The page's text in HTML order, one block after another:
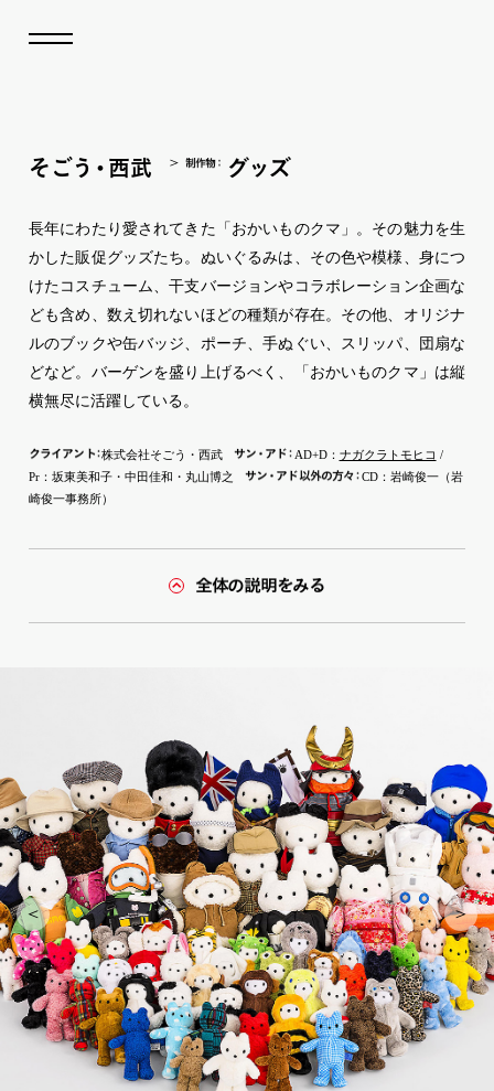
そごう ・西武 制作物： グッズ
長年にわたり愛されてきた「おかいものクマ」。その魅力を生
かした販促グッズたち。ぬいぐるみは、その色や模様、身につ
けたコスチューム、干支バージョンやコラボレーション企画な
ども含め、数え切れないほどの種類が存在。その他、オリジナ
ルのブックや缶バッジ、ポーチ、手ぬぐい、スリッパ、団扇な
どなど。バーゲンを盛り上げるべく、「おかいものクマ」は縦
横無尽に活躍している。
クライアン ト：株式会社そごう・西武 サン・ ア ド： AD+D： ナガクラトモヒコ /
Pr：坂東美和子・中田佳和・丸山博之
サン・ ア ド以外の方々：CD：岩崎俊一（岩
崎俊一事務所）
全体の説明をみる